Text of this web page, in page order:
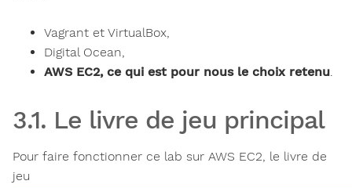
Vagrant et VirtualBox,
Digital Ocean,
AWS EC2, ce qui est pour nous le choix retenu.
3.1. Le livre de jeu principal
Pour faire fonctionner ce lab sur AWS EC2, le livre de
jeu